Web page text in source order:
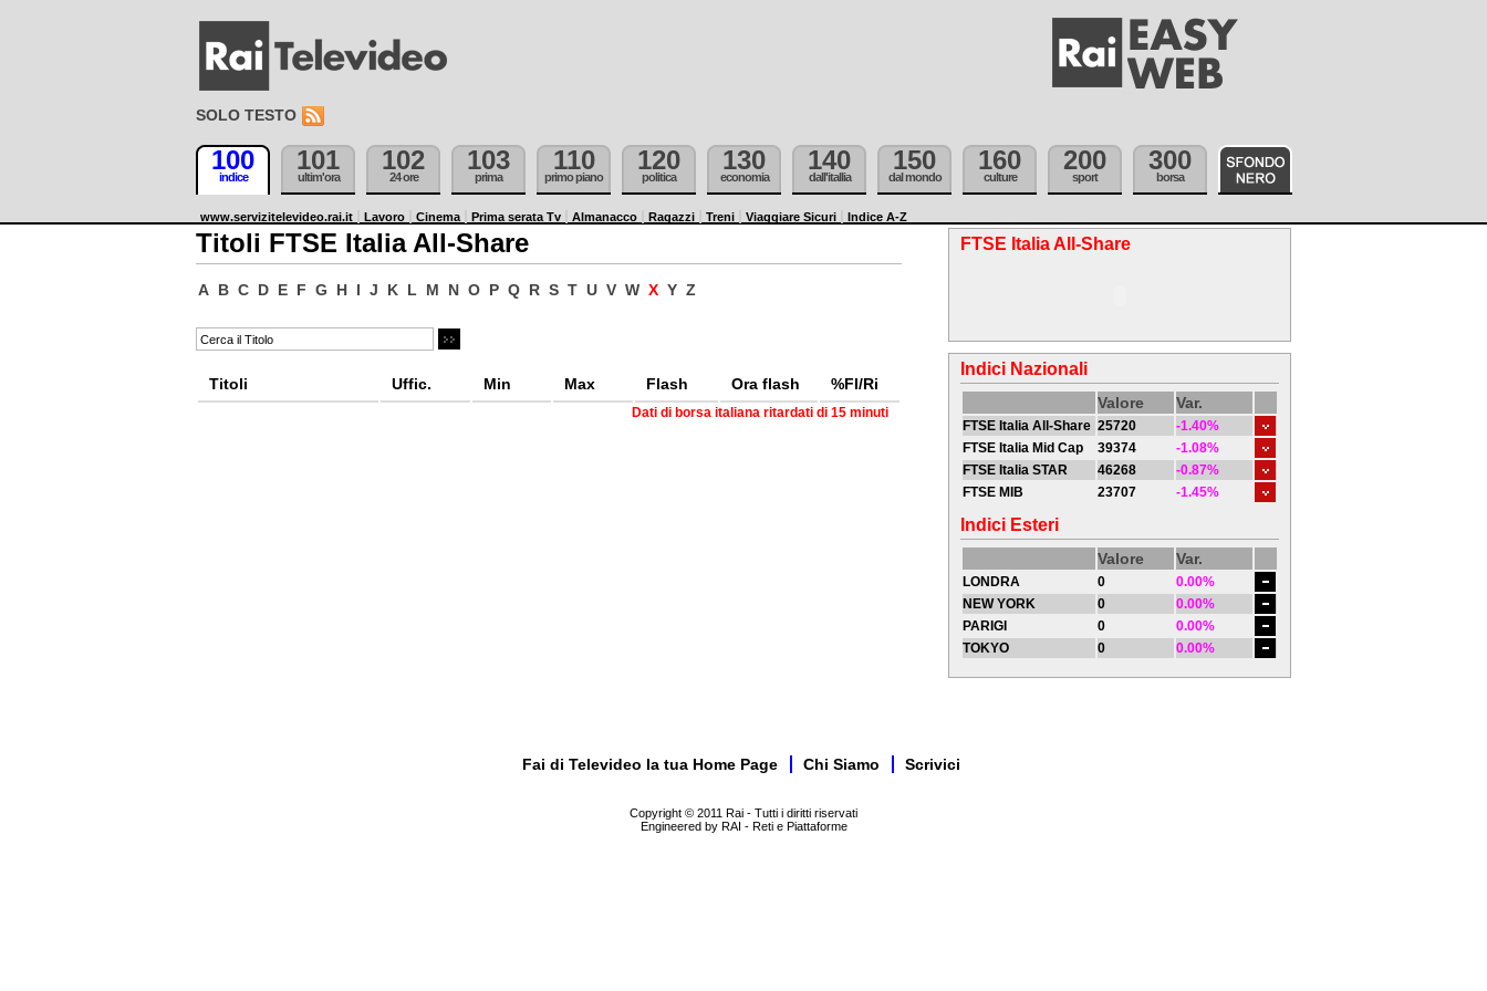
SOLO TESTO
100
indice
101
ultim'ora
102
24 ore
103
prima
110
primo piano
120
politica
130
economia
140
dall'itallia
150
dal mondo
160
culture
200
sport
300
borsa
www.servizitelevideo.rai.it Lavoro Cinema Prima serata Tv Almanacco Ragazzi Treni Viaggiare Sicuri Indice A-Z
Titoli FTSE Italia All-Share
A B C D E F G H I J K L M N O P Q R S T U V W X Y Z
Titoli Uffic. Min Max Flash Ora flash %Fl/Ri
Dati di borsa italiana ritardati di 15 minuti
FTSE Italia All-Share
Indici Nazionali
Valore Var.
FTSE Italia All-Share 25720
-1.40%
FTSE Italia Mid Cap
39374
-1.08%
FTSE Italia STAR
46268
-0.87%
FTSE MIB
23707 -1.45%
Indici Esteri
Valore Var.
LONDRA 0
0.00%
NEW YORK
0
0.00%
PARIGI
0
0.00%
TOKYO
0 0.00%
Fai di Televideo la tua Home Page Chi Siamo Scrivici
Copyright © 2011 Rai - Tutti i diritti riservati
Engineered by RAI - Reti e Piattaforme